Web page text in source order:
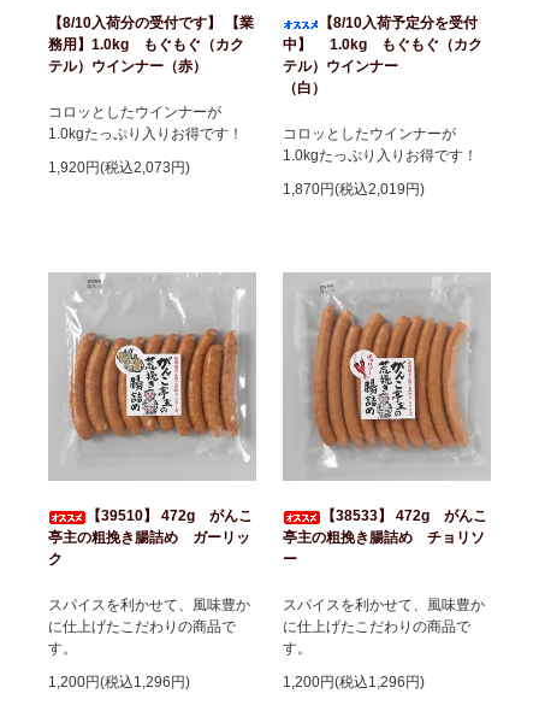
【8/10入荷分の受付です】 【業
務用】1.0kg もぐもぐ（カク
テル）ウインナー（赤）
コロッとしたウインナーが
1.0kgたっぷり入りお得です！
1,920円(税込2,073円)
【8/10入荷予定分を受付
中】 1.0kg もぐもぐ（カク
テル）ウインナー
（白）
コロッとしたウインナーが
1.0kgたっぷり入りお得です！
1,870円(税込2,019円)
【39510】 472g がんこ
亭主の粗挽き腸詰め ガーリッ
ク
スパイスを利かせて、風味豊か
に仕上げたこだわりの商品で
す。
1,200円(税込1,296円)
【38533】 472g がんこ
亭主の粗挽き腸詰め チョリソ
ー
スパイスを利かせて、風味豊か
に仕上げたこだわりの商品で
す。
1,200円(税込1,296円)